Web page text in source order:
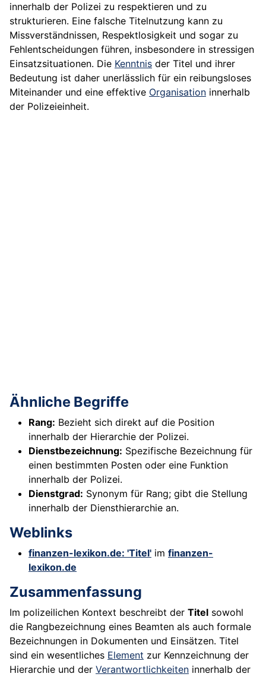
innerhalb der Polizei zu respektieren und zu
strukturieren. Eine falsche Titelnutzung kann zu
Missverständnissen, Respektlosigkeit und sogar zu
Fehlentscheidungen führen, insbesondere in stressigen
Einsatzsituationen. Die Kenntnis der Titel und ihrer
Bedeutung ist daher unerlässlich für ein reibungsloses
Miteinander und eine effektive Organisation innerhalb
der Polizeieinheit.
Ähnliche Begriffe
Rang: Bezieht sich direkt auf die Position
innerhalb der Hierarchie der Polizei.
Dienstbezeichnung: Spezifische Bezeichnung für
einen bestimmten Posten oder eine Funktion
innerhalb der Polizei.
Dienstgrad: Synonym für Rang; gibt die Stellung
innerhalb der Diensthierarchie an.
Weblinks
finanzen-lexikon.de: 'Titel' im finanzen-
lexikon.de
Zusammenfassung
Im polizeilichen Kontext beschreibt der Titel sowohl
die Rangbezeichnung eines Beamten als auch formale
Bezeichnungen in Dokumenten und Einsätzen. Titel
sind ein wesentliches Element zur Kennzeichnung der
Hierarchie und der Verantwortlichkeiten innerhalb der